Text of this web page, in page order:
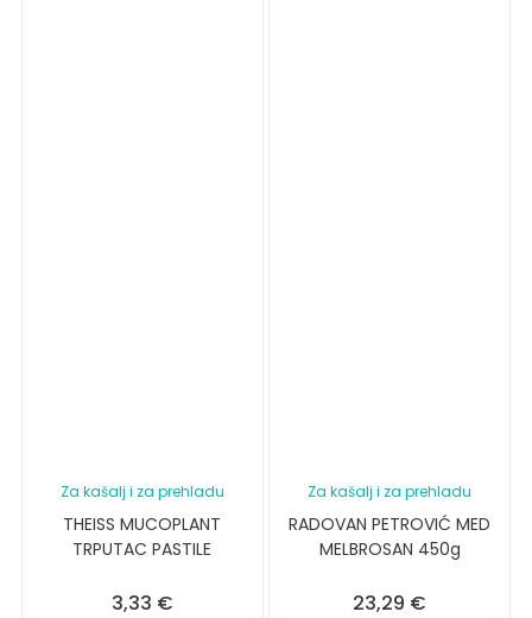
Za kašalj i za prehladu
THEISS MUCOPLANT
TRPUTAC PASTILE
3,33 €
Za kašalj i za prehladu
RADOVAN PETROVIĆ MED
MELBROSAN 450g
23,29 €